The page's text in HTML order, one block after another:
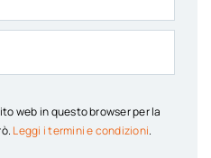
web in questo browser per la
Leggi i termini e condizioni.